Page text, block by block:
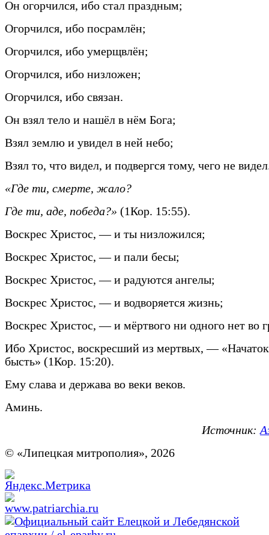
Он огорчился, ибо стал праздным;
Огорчился, ибо посрамлён;
Огорчился, ибо умерщвлён;
Огорчился, ибо низложен;
Огорчился, ибо связан.
Он взял тело и нашёл в нём Бога;
Взял землю и увидел в ней небо;
Взял то, что видел, и подвергся тому, чего не
«Где ти, смерте, жало?
Где ти, аде, победа?» (1Кор. 15:55).
Воскрес Христос, — и ты низложился;
Воскрес Христос, — и пали бесы;
Воскрес Христос, — и радуются ангелы;
Воскрес Христос, — и водворяется жизнь;
Воскрес Христос, — и мёртвого ни одного нет во
Ибо Христос, воскресший из мертвых, —
бысть» (1Кор. 15:20).
Ему слава и держава во веки веков.
Аминь.
Источник:
© «Липецкая митрополия», 2026